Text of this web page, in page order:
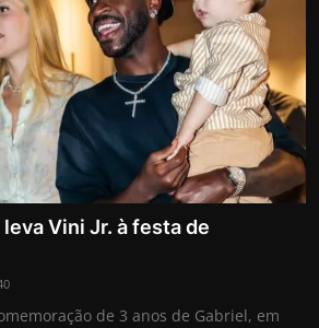
Vini Jr. à festa de
de 3 anos de Gabriel, em